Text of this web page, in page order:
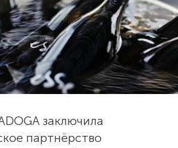
заключила
партнёрство